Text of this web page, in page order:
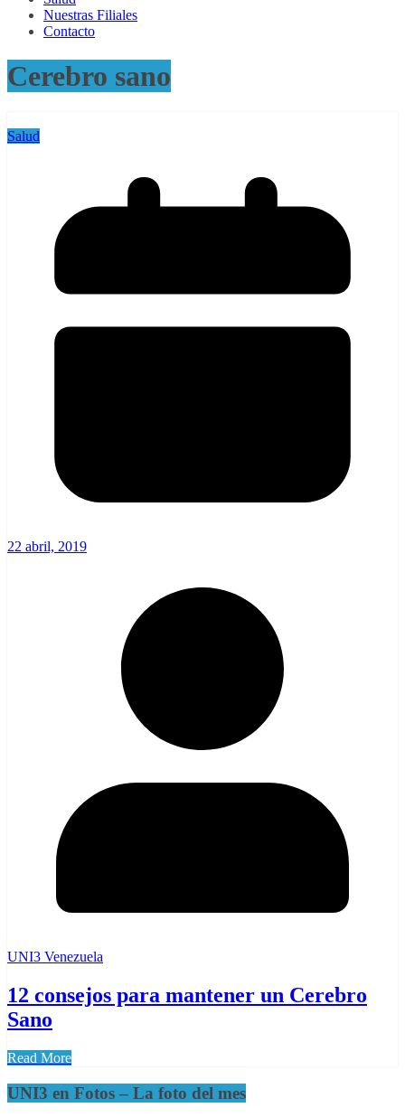
Nuestras Filiales
Contacto
Cerebro sano
Salud
22 abril, 2019
UNI3 Venezuela
12 consejos para mantener un Cerebro
Sano
Read More
UNI3 en Fotos – La foto del mes